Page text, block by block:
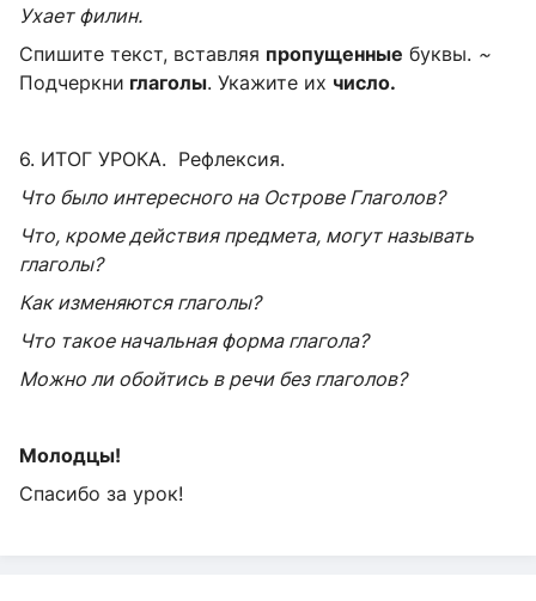
Ухает филин.
Спишите текст, вставляя пропущенные буквы. ~
Подчеркни глаголы. Укажите их число.
6. ИТОГ УРОКА. Рефлексия.
Что было интересного на Острове Глаголов?
Что, кроме действия предмета, могут называть
глаголы?
Как изменяются глаголы?
Что такое начальная форма глагола?
Можно ли обойтись в речи без глаголов?
Молодцы!
Спасибо за урок!